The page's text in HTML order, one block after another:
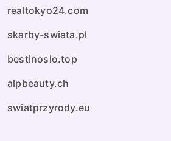
realtokyo24.com
skarby-swiata.pl
bestinoslo.top
alpbeauty.ch
swiatprzyrody.eu